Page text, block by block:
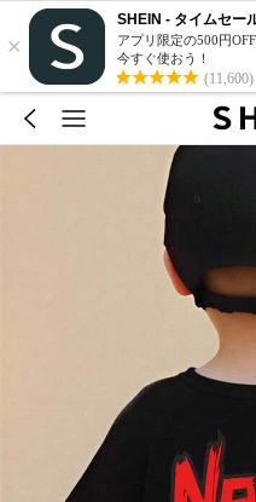
×
SHEIN - タイムセー
アプリ限定の500円
今すぐ使おう！
(11,600)